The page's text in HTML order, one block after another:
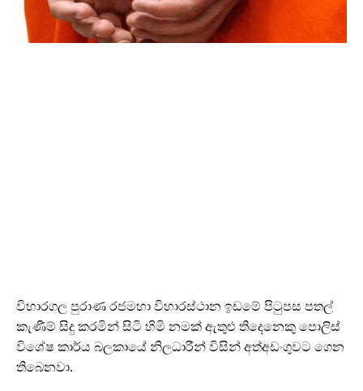
විහාරගල පුරාණ රජමහා විහාරස්ථාන ඉඩමේ පිටුපස පතල්
කැණීම් සිදු කරමින් සිටි හිමි නමක් ඇතුළු තිදෙනෙකු පොලිස්
විශේෂ කාර්ය බලකායේ නිලධාරීන් විසින් අත්අඩංගුවට ගෙන
තිබෙනවා.